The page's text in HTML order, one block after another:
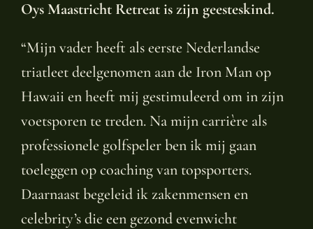
Oys Maastricht Retreat is zijn geesteskind.
“Mijn vader heeft als eerste Nederlandse
triatleet deelgenomen aan de Iron Man op
Hawaii en heeft mij gestimuleerd om in zijn
voetsporen te treden. Na mijn carrière als
professionele golfspeler ben ik mij gaan
toeleggen op coaching van topsporters.
Daarnaast begeleid ik zakenmensen en
celebrity’s die een gezond evenwicht